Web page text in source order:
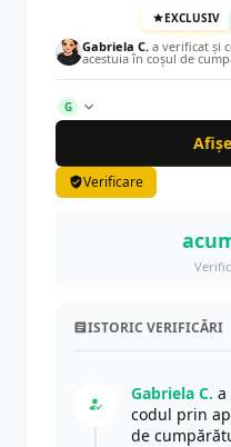
EXCLUSIV
Gabriela C. a verificat și
acestuia în coșul de
G
Verificare
ISTORIC VERIFICĂRI
Gabriela C. a
codul prin
de